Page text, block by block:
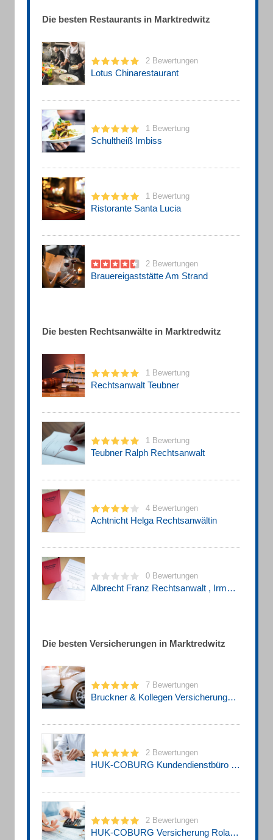
Die besten Restaurants in Marktredwitz
2 Bewertungen
Lotus Chinarestaurant
1 Bewertung
Schultheiß Imbiss
1 Bewertung
Ristorante Santa Lucia
2 Bewertungen
Brauereigaststätte Am Strand
Die besten Rechtsanwälte in Marktredwitz
1 Bewertung
Rechtsanwalt Teubner
1 Bewertung
Teubner Ralph Rechtsanwalt
4 Bewertungen
Achtnicht Helga Rechtsanwältin
0 Bewertungen
Albrecht Franz Rechtsanwalt , Irmgard Dr. Ärztin
Die besten Versicherungen in Marktredwitz
7 Bewertungen
Bruckner & Kollegen Versicherungsmarkler GmbH & Co KG
2 Bewertungen
HUK-COBURG Kundendienstbüro Roland Maisel
2 Bewertungen
HUK-COBURG Versicherung Roland Maisel in Marktredwitz